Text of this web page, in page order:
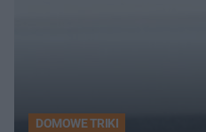
DOMOWE TRIKI